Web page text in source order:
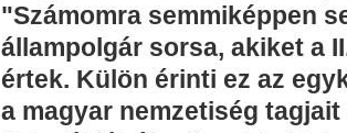
"Számomra semmiképpen
állampolgár sorsa, akiket a
értek. Külön érinti ez az
a magyar nemzetiség